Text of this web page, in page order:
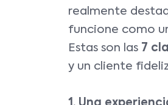
realmente
funcione como
Estas son las 7
y un cliente